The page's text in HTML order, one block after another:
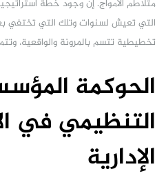
متلاطم الأمواج. إن وجود خطة
التي تعيش لسنوات وتلك التي تختفي
تخطيطية تتسم بالمرونة والواقعية،
الحوكمة
التنظيمي في
الإدارية